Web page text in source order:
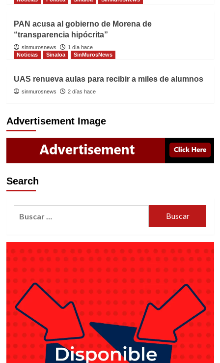
PAN acusa al gobierno de Morena de
“transparencia hipócrita”
sinmurosnews
1 día hace
Noticias
Sinaloa SinMurosNews
UAS renueva aulas para recibir a miles de alumnos
sinmurosnews 2 días hace
Advertisement Image
Search